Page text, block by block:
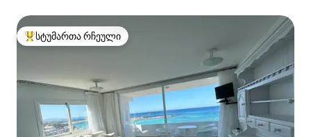
სტუმართა რჩეული მოწინავე ვარიანტი
სტუმართა რჩეული